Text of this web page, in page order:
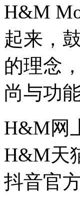
H&M
起来，
的理念
尚与功
H&M网
H&M天
抖音官